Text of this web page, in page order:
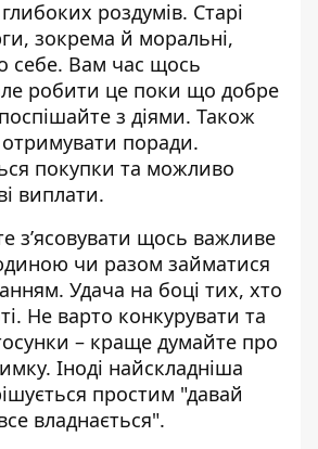
роздумів. Старі
зокрема й моральні,
себе. Вам час щось
робити це поки що добре
з діями. Також
поради.
покупки та можливо
виплати.
зʼясовувати щось важливе
чи разом займатися
Удача на боці тих, хто
Не варто конкурувати та
– краще думайте про
Іноді найскладніша
простим "давай
владнається".